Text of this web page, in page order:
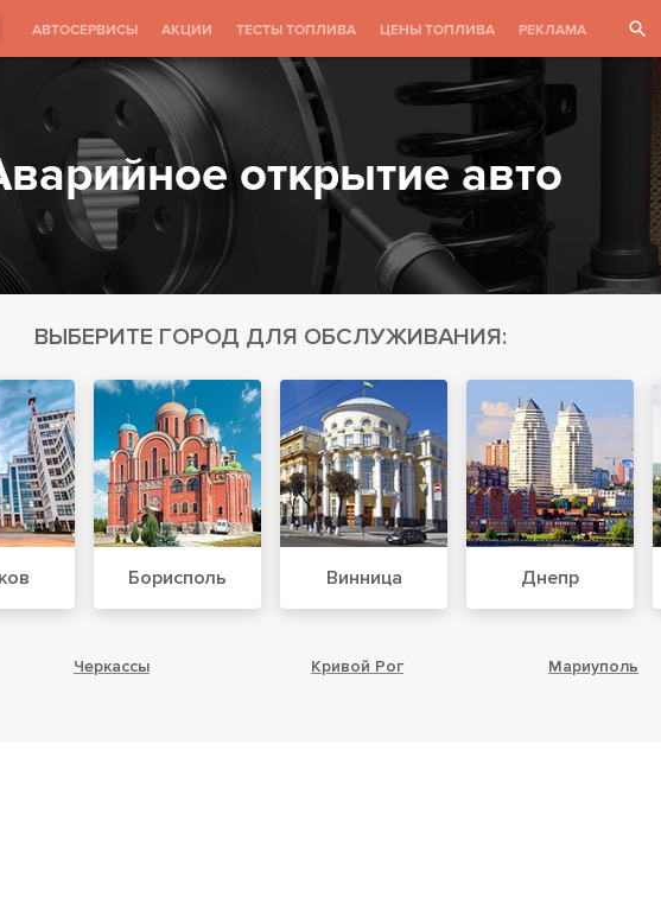
АВТОСЕРВИСЫ АКЦИИ ТЕСТЫ ТОПЛИВА ЦЕНЫ ТОПЛИВА РЕКЛАМА
открытие авто
ВЫБЕРИТЕ ГОРОД ДЛЯ ОБСЛУЖИВАНИЯ:
Борисполь Винница Днепр
Черкассы Кривой Рог Мариуполь